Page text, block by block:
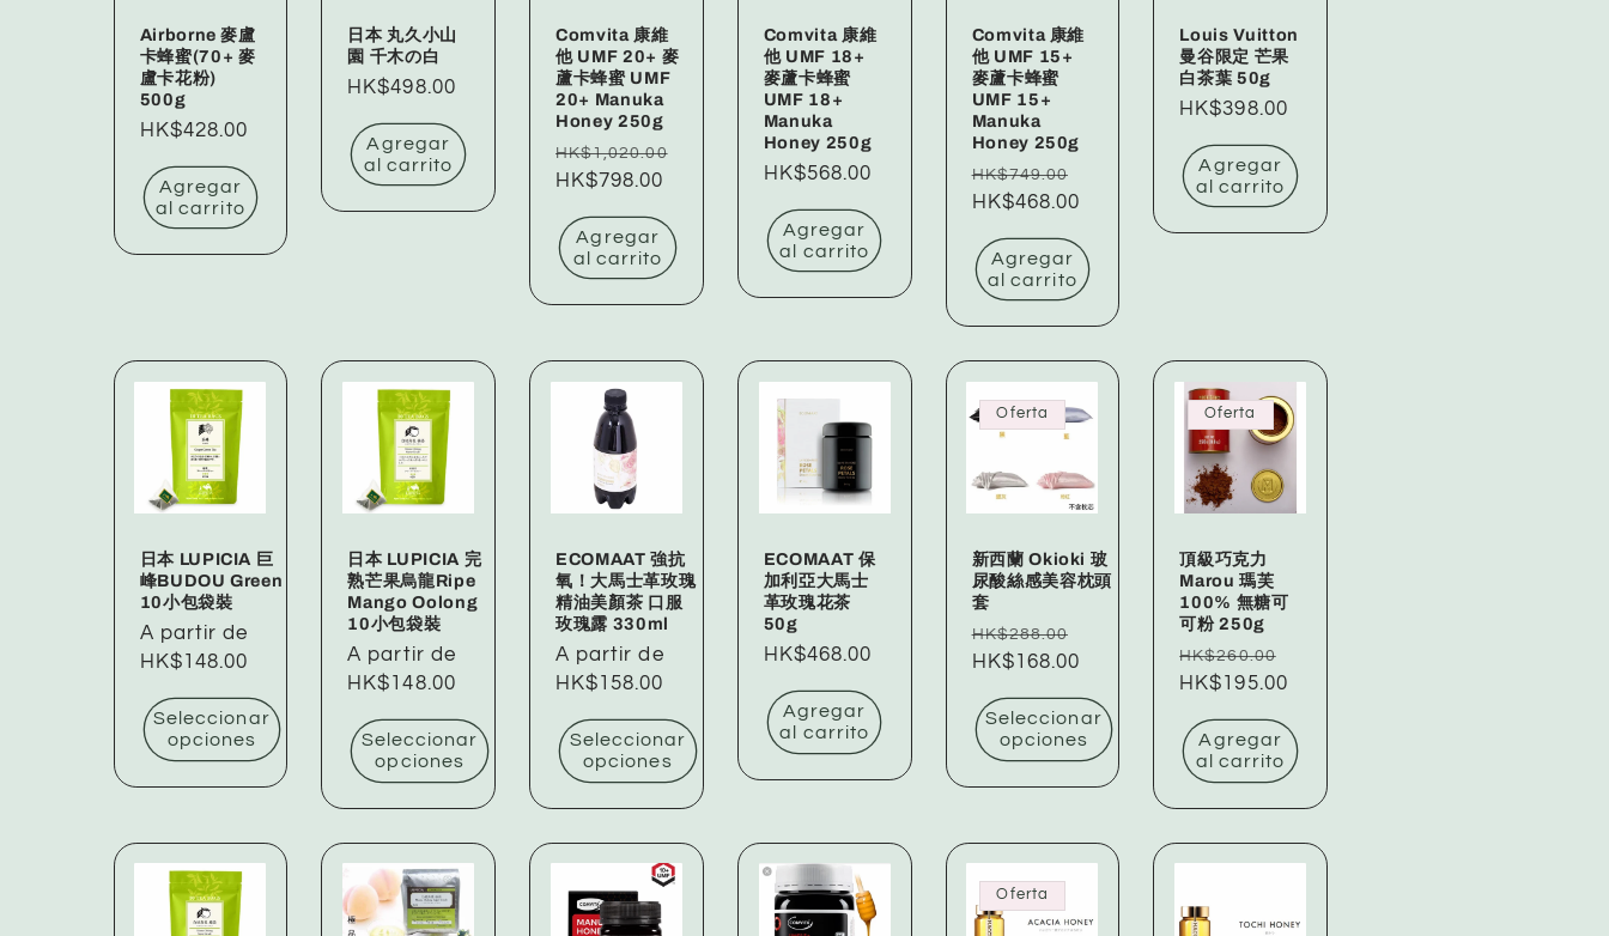
Airborne 麥盧
卡蜂蜜(70+ 麥
盧卡花粉)
500g
Precio
HK$428.00
Agregar
al carrito
日本 丸久小山
園 千木の白
Precio
HK$498.00
Agregar
al carrito
Comvita 康維
他 UMF 20+ 麥
蘆卡蜂蜜 UMF
20+ Manuka
Honey 250g
Precio
habitual
HK$1,020.00
Precio
oferta
HK$798.00
Agregar
al carrito
Comvita 康維
他 UMF 18+
麥蘆卡蜂蜜
UMF 18+
Manuka
Honey 250g
Precio
HK$568.00
Agregar
al carrito
Comvita 康維
他 UMF 15+
麥蘆卡蜂蜜
UMF 15+
Manuka
Honey 250g
Precio
habitual
HK$749.00
HK$468.00
Agregar
al carrito
Louis Vuitton
曼谷限定 芒果
白茶葉 50g
Precio
HK$398.00
Agregar
al carrito
日本 LUPICIA 巨
峰BUDOU Green
10小包袋裝
Precio
habitual
A partir de
HK$148.00
Seleccionar
opciones
日本 LUPICIA 完
熟芒果烏龍Ripe
Mango Oolong
10小包袋裝
Precio
habitual
A partir de
HK$148.00
Seleccionar
opciones
ECOMAAT 強抗
氧！大馬士革玫瑰
精油美顏茶 口服
玫瑰露 330ml
Precio
habitual
A partir de
HK$158.00
Seleccionar
opciones
ECOMAAT 保
加利亞大馬士
革玫瑰花茶
50g
Precio
HK$468.00
Agregar
al carrito
Oferta
新西蘭 Okioki 玻
尿酸絲感美容枕頭
套
Precio
habitual
HK$288.00
HK$168.00
Seleccionar
opciones
Oferta
頂級巧克力
Marou 瑪芙
100% 無糖可
可粉 250g
Precio
habitual
HK$260.00
HK$195.00
Agregar
al carrito
Oferta